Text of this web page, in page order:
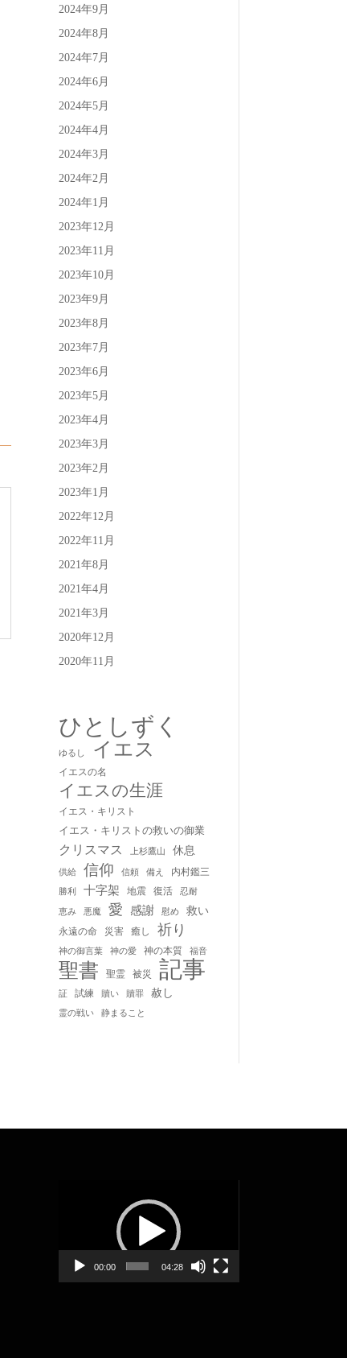
2024年9月
2024年8月
2024年7月
2024年6月
2024年5月
2024年4月
2024年3月
2024年2月
2024年1月
2023年12月
2023年11月
2023年10月
2023年9月
2023年8月
2023年7月
2023年6月
2023年5月
2023年4月
2023年3月
2023年2月
2023年1月
2022年12月
2022年11月
2021年8月
2021年4月
2021年3月
2020年12月
2020年11月
ひとしずく
ゆるし イエス
イエスの名
イエスの生涯
イエス・キリスト
イエス・キリストの救いの御業
クリスマス 上杉鷹山 休息
供給 信仰 信頼 備え 内村鑑三
勝利 十字架 地震 復活 忍耐
恵み 悪魔 愛 感謝 慰め 救い
永遠の命 災害 癒し 祈り
神の御言葉 神の愛 神の本質 福音
聖書 聖霊 被災 記事
証 試練 贖い 贖罪 赦し
霊の戦い 静まること
ヤ
00:00 04:28